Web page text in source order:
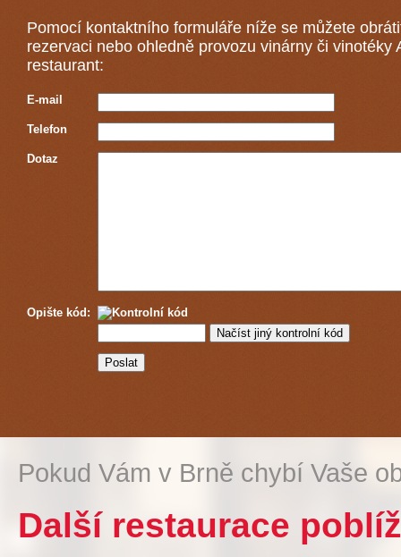
Pomocí kontaktního formuláře níže se můžete
rezervaci nebo ohledně provozu vinárny či vinotéky
restaurant:
E-mail
Telefon
Dotaz
Opište kód:
Pokud Vám v Brně chybí Vaše
Další restaurace